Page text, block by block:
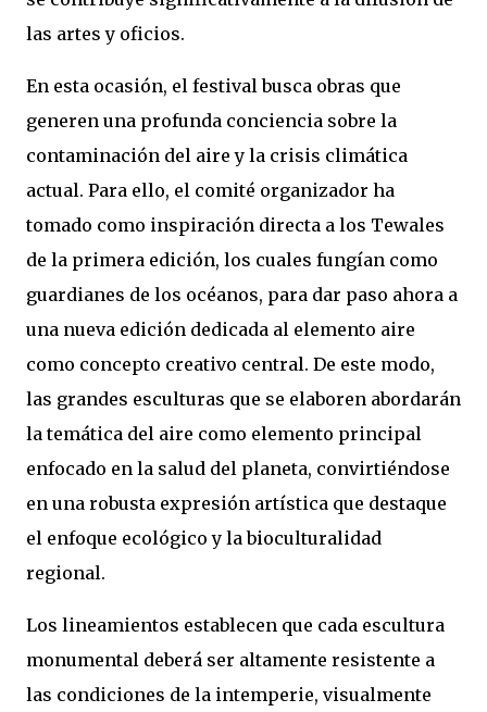
las artes y oficios.
En esta ocasión, el festival busca obras que
generen una profunda conciencia sobre la
contaminación del aire y la crisis climática
actual. Para ello, el comité organizador ha
tomado como inspiración directa a los Tewales
de la primera edición, los cuales fungían como
guardianes de los océanos, para dar paso ahora a
una nueva edición dedicada al elemento aire
como concepto creativo central. De este modo,
las grandes esculturas que se elaboren abordarán
la temática del aire como elemento principal
enfocado en la salud del planeta, convirtiéndose
en una robusta expresión artística que destaque
el enfoque ecológico y la bioculturalidad
regional.
Los lineamientos establecen que cada escultura
monumental deberá ser altamente resistente a
las condiciones de la intemperie, visualmente